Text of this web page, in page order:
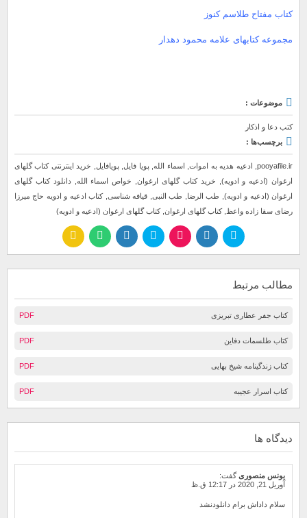
کتاب مفتاح طلاسم کنوز
مجموعه کتابهای علامه محمود دهدار
موضوعات :
کتب دعا و اذکار
برچسب‌ها :
pooyafile.ir
, ادعیه هدیه به اموات, اسماء الله, پویا فایل پویافایل
خرید اینترنتی کتاب گلهای
ارغوان (ادعیه و ادویه)
خرید کتاب گلهای ارغوان, خواص اسماء الله ,دانلود کتاب گلهای
ارغوان (ادعیه و ادویه)
طب الرضا طب النبی قیافه شناسی ,کتاب ادعیه و ادویه حاج میرزا
رضای سقا زاده واعظ
,کتاب گلهای ارغوان ,کتاب گلهای ارغوان (ادعیه و ادویه)
مطالب مرتبط
PDF کتاب جفر عطاری تبریزی
PDF کتاب طلسمات دفاین
PDF کتاب زندگینامه شیخ بهایی
PDF کتاب اسرار عجیبه
دیدگاه ها
یونس منصوری گفت:
آوریل 21, 2020 در 12:17 ق.ظ
سلام داداش برام دانلودنشد